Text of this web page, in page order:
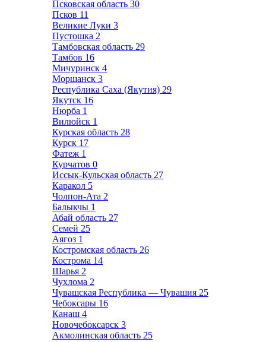
Псковская область 30
Псков 11
Великие Луки 3
Пустошка 2
Тамбовская область 29
Тамбов 16
Мичуринск 4
Моршанск 3
Республика Саха (Якутия) 29
Якутск 16
Нюрба 1
Вилюйск 1
Курская область 28
Курск 17
Фатеж 1
Курчатов 0
Иссык-Кульская область 27
Каракол 5
Чолпон-Ата 2
Балыкчы 1
Абай область 27
Семей 25
Аягоз 1
Костромская область 26
Кострома 14
Шарья 2
Чухлома 2
Чувашская Республика — Чувашия 25
Чебоксары 16
Канаш 4
Новочебоксарск 3
Акмолинская область 25